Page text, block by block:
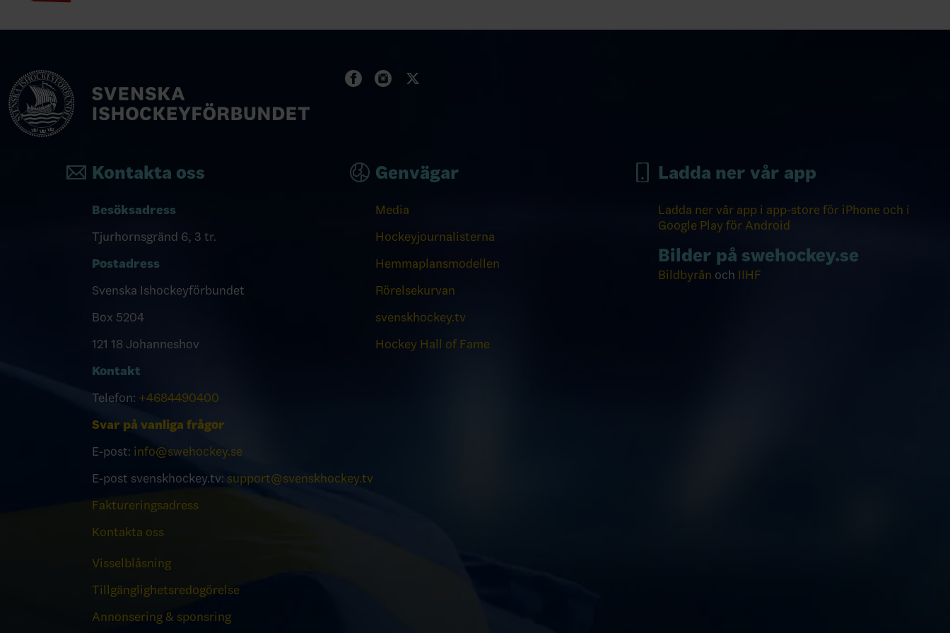
Kontakta oss
Besöksadress
Tjurhornsgränd 6, 3 tr.
Postadress
Svenska Ishockeyförbundet
Box 5204
121 18 Johanneshov
Kontakt
Telefon: +4684490400
Svar på vanliga frågor
E-post: info@swehockey.se
E-post svenskhockey.tv: support@svenskhockey.tv
Faktureringsadress
Kontakta oss
Visselblåsning
Tillgänglighetsredogörelse
Annonsering & sponsring
Genvägar
Media
Hockeyjournalisterna
Hemmaplansmodellen
Rörelsekurvan
svenskhockey.tv
Hockey Hall of Fame
Ladda ner vår app
Ladda ner vår app i app-store för iPhone och i
Google Play för Android
Bilder på swehockey.se
Bildbyrån och IIHF